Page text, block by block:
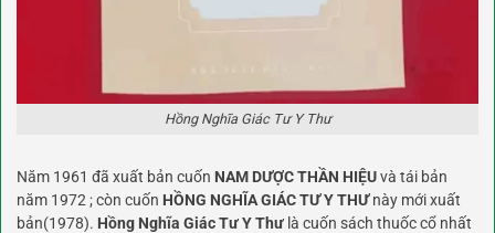
Hồng Nghĩa Giác Tư Y Thư
Năm 1961 đã xuất bản cuốn NAM DƯỢC THẦN HIỆUvà tái bản
năm 1972 ; còn cuốn HỒNG NGHĨA GIÁC TƯ Y THƯnày mới xuất
bản(1978). Hồng Nghĩa Giác Tư Y Thư là cuốn sách thuốc cổ nhất